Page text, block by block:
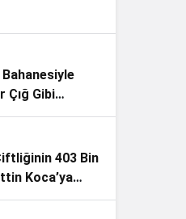
Çığ Gibi
403 Bin
Koca’ya